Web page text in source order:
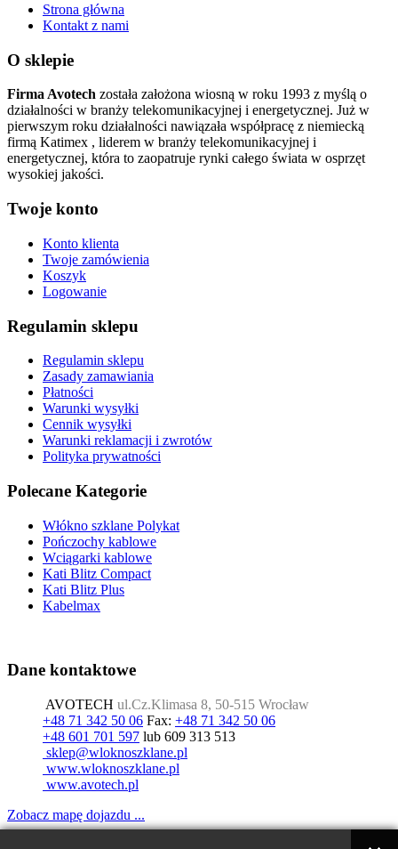
Strona główna
Kontakt z nami
O sklepie
Firma Avotech została założona wiosną w roku 1993 z myślą o
działalności w branży telekomunikacyjnej i energetycznej. Już w
pierwszym roku działalności nawiązała współpracę z niemiecką
firmą Katimex , liderem w branży telekomunikacyjnej i
energetycznej, która to zaopatruje rynki całego świata w osprzęt
wysokiej jakości.
Twoje konto
Konto klienta
Twoje zamówienia
Koszyk
Logowanie
Regulamin sklepu
Regulamin sklepu
Zasady zamawiania
Płatności
Warunki wysyłki
Cennik wysyłki
Warunki reklamacji i zwrotów
Polityka prywatności
Polecane Kategorie
Włókno szklane Polykat
Pończochy kablowe
Wciągarki kablowe
Kati Blitz Compact
Kati Blitz Plus
Kabelmax
Dane kontaktowe
AVOTECH ul.Cz.Klimasa 8, 50-515 Wrocław
+48 71 342 50 06 Fax: +48 71 342 50 06
+48 601 701 597 lub 609 313 513
www.wloknoszklane.pl
www.avotech.pl
Zobacz mapę dojazdu ...